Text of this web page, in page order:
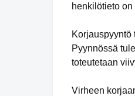
henkilötieto
Korjauspyyntö
Pyynnössä
toteutetaan
Virheen